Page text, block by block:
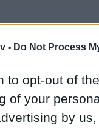
- Do Not Process
to opt-out of
of your
by